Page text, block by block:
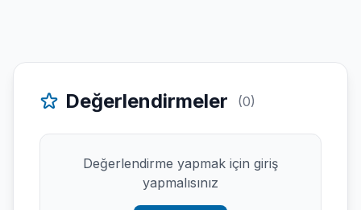
Değerlendirmeler (0)
Değerlendirme yapmak için giriş
yapmalısınız